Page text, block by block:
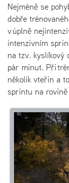
Nejméně se
dobře
v úplně
intenzivním
na tzv. kyslíkový
pár minut. Při
několik vteřin a
sprintu na